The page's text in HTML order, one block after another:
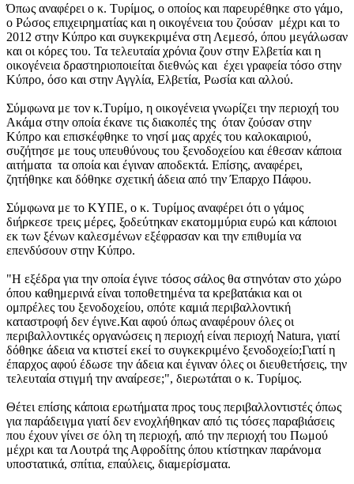
Όπως αναφέρει ο κ. Τυρίμος, ο οποίος και παρευρέθηκε στο γάμο,
ο Ρώσος επιχειρηματίας και η οικογένεια του ζούσαν μέχρι και το
2012 στην Κύπρο και συγκεκριμένα στη Λεμεσό, όπου μεγάλωσαν
και οι κόρες του. Τα τελευταία χρόνια ζουν στην Ελβετία και η
οικογένεια δραστηριοποιείται διεθνώς και έχει γραφεία τόσο στην
Κύπρο, όσο και στην Αγγλία, Ελβετία, Ρωσία και αλλού.
Σύμφωνα με τον κ.Τυρίμο, η οικογένεια γνωρίζει την περιοχή του
Ακάμα στην οποία έκανε τις διακοπές της όταν ζούσαν στην
Κύπρο και επισκέφθηκε το νησί μας αρχές του καλοκαιριού,
συζήτησε με τους υπευθύνους του ξενοδοχείου και έθεσαν κάποια
αιτήματα τα οποία και έγιναν αποδεκτά. Επίσης, αναφέρει,
ζητήθηκε και δόθηκε σχετική άδεια από την Έπαρχο Πάφου.
Σύμφωνα με το ΚΥΠΕ, ο κ. Τυρίμος αναφέρει ότι ο γάμος
διήρκεσε τρεις μέρες, ξοδεύτηκαν εκατομμύρια ευρώ και κάποιοι
εκ των ξένων καλεσμένων εξέφρασαν και την επιθυμία να
επενδύσουν στην Κύπρο.
"Η εξέδρα για την οποία έγινε τόσος σάλος θα στηνόταν στο χώρο
όπου καθημερινά είναι τοποθετημένα τα κρεβατάκια και οι
ομπρέλες του ξενοδοχείου, οπότε καμιά περιβαλλοντική
καταστροφή δεν έγινε.Και αφού όπως αναφέρουν όλες οι
περιβαλλοντικές οργανώσεις η περιοχή είναι περιοχή Natura, γιατί
δόθηκε άδεια να κτιστεί εκεί το συγκεκριμένο ξενοδοχείο;Γιατί η
έπαρχος αφού έδωσε την άδεια και έγιναν όλες οι διευθετήσεις, την
τελευταία στιγμή την αναίρεσε;", διερωτάται ο κ. Τυρίμος.
Θέτει επίσης κάποια ερωτήματα προς τους περιβαλλοντιστές όπως
για παράδειγμα γιατί δεν ενοχλήθηκαν από τις τόσες παραβιάσεις
που έχουν γίνει σε όλη τη περιοχή, από την περιοχή του Πωμού
μέχρι και τα Λουτρά της Αφροδίτης όπου κτίστηκαν παράνομα
υποστατικά, σπίτια, επαύλεις, διαμερίσματα.